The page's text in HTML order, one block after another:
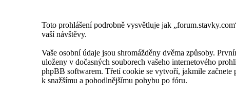
Toto prohlášení podrobně vysvětluje jak
vaší návštěvy.
Vaše osobní údaje jsou shromážděny dvěma způsoby.
uloženy v dočasných souborech vašeho internetového
phpBB softwarem. Třetí cookie se vytvoří, jakmile začnete
k snažšímu a pohodlnějšímu pohybu po fóru.